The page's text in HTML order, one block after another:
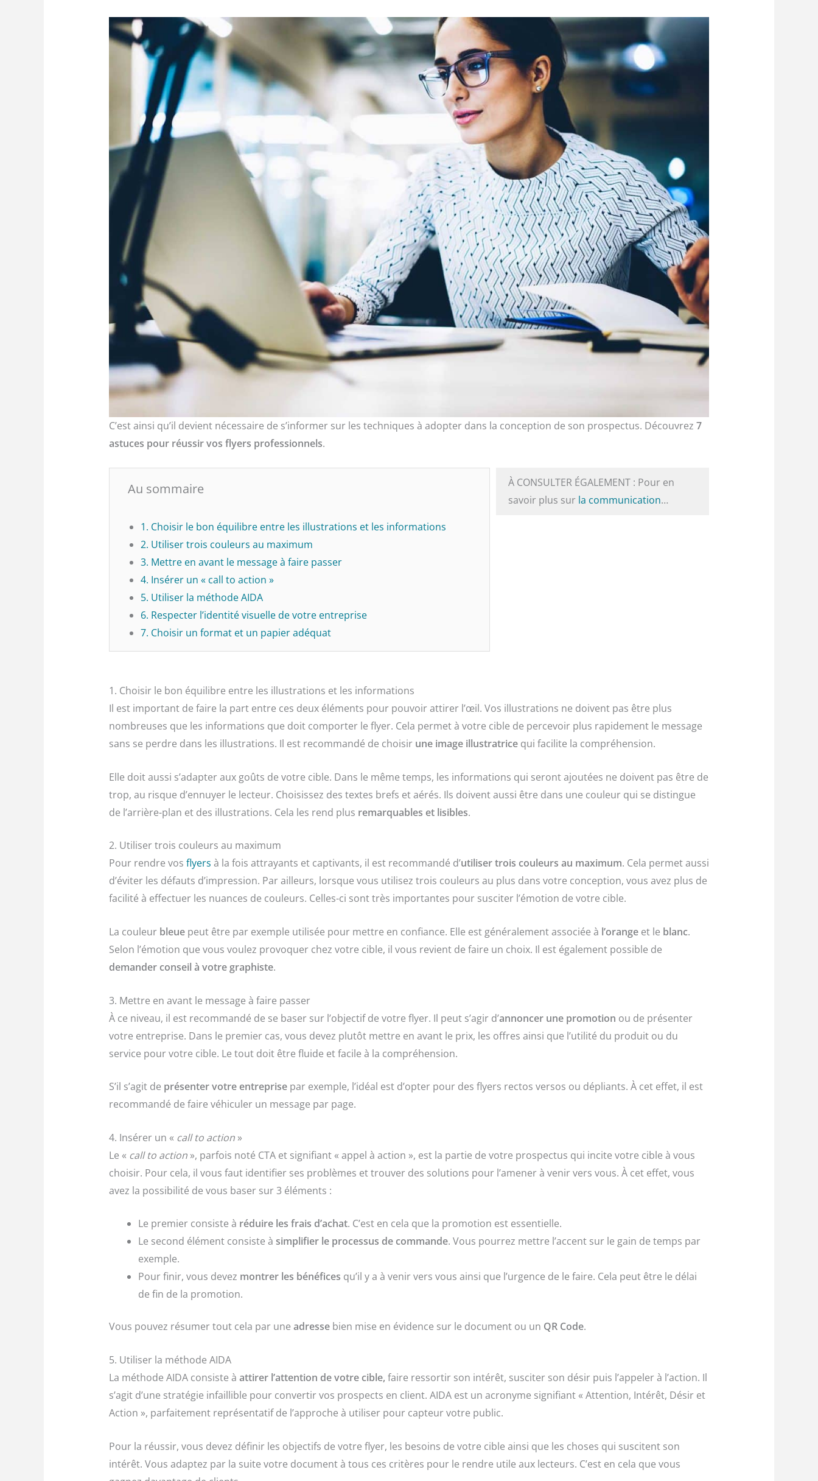
C’est ainsi qu’il devient nécessaire de s’informer sur les techniques à adopter dans la conception de son prospectus. Découvrez 7
astuces pour réussir vos flyers professionnels.
À CONSULTER ÉGALEMENT : Pour en
savoir plus sur la communication…
Au sommaire
1. Choisir le bon équilibre entre les illustrations et les informations
2. Utiliser trois couleurs au maximum
3. Mettre en avant le message à faire passer
4. Insérer un « call to action »
5. Utiliser la méthode AIDA
6. Respecter l’identité visuelle de votre entreprise
7. Choisir un format et un papier adéquat
1. Choisir le bon équilibre entre les illustrations et les informations
Il est important de faire la part entre ces deux éléments pour pouvoir attirer l’œil. Vos illustrations ne doivent pas être plus
nombreuses que les informations que doit comporter le flyer. Cela permet à votre cible de percevoir plus rapidement le message
sans se perdre dans les illustrations. Il est recommandé de choisir une image illustratrice qui facilite la compréhension.
Elle doit aussi s’adapter aux goûts de votre cible. Dans le même temps, les informations qui seront ajoutées ne doivent pas être de
trop, au risque d’ennuyer le lecteur. Choisissez des textes brefs et aérés. Ils doivent aussi être dans une couleur qui se distingue
de l’arrière-plan et des illustrations. Cela les rend plus remarquables et lisibles.
2. Utiliser trois couleurs au maximum
Pour rendre vos flyers à la fois attrayants et captivants, il est recommandé d’utiliser trois couleurs au maximum. Cela permet aussi
d’éviter les défauts d’impression. Par ailleurs, lorsque vous utilisez trois couleurs au plus dans votre conception, vous avez plus de
facilité à effectuer les nuances de couleurs. Celles-ci sont très importantes pour susciter l’émotion de votre cible.
La couleur bleue peut être par exemple utilisée pour mettre en confiance. Elle est généralement associée à l’orange et le blanc.
Selon l’émotion que vous voulez provoquer chez votre cible, il vous revient de faire un choix. Il est également possible de
demander conseil à votre graphiste.
3. Mettre en avant le message à faire passer
À ce niveau, il est recommandé de se baser sur l’objectif de votre flyer. Il peut s’agir d’annoncer une promotion ou de présenter
votre entreprise. Dans le premier cas, vous devez plutôt mettre en avant le prix, les offres ainsi que l’utilité du produit ou du
service pour votre cible. Le tout doit être fluide et facile à la compréhension.
S’il s’agit de présenter votre entreprisepar exemple, l’idéal est d’opter pour des flyers rectos versos ou dépliants. À cet effet, il est
recommandé de faire véhiculer un message par page.
4. Insérer un « call to action»
Le « call to action», parfois noté CTA et signifiant « appel à action », est la partie de votre prospectus qui incite votre cible à vous
choisir. Pour cela, il vous faut identifier ses problèmes et trouver des solutions pour l’amener à venir vers vous. À cet effet, vous
avez la possibilité de vous baser sur 3 éléments :
Le premier consiste à réduire les frais d’achat. C’est en cela que la promotion est essentielle.
Le second élément consiste à simplifier le processus de commande. Vous pourrez mettre l’accent sur le gain de temps par
exemple.
Pour finir, vous devez montrer les bénéfices qu’il y a à venir vers vous ainsi que l’urgence de le faire. Cela peut être le délai
de fin de la promotion.
Vous pouvez résumer tout cela par une adresse bien mise en évidence sur le document ou un QR Code.
5. Utiliser la méthode AIDA
La méthode AIDA consiste à attirer l’attention de votre cible, faire ressortir son intérêt, susciter son désir puis l’appeler à l’action. Il
s’agit d’une stratégie infaillible pour convertir vos prospects en client. AIDA est un acronyme signifiant « Attention, Intérêt, Désir et
Action », parfaitement représentatif de l’approche à utiliser pour capteur votre public.
Pour la réussir, vous devez définir les objectifs de votre flyer, les besoins de votre cible ainsi que les choses qui suscitent son
intérêt. Vous adaptez par la suite votre document à tous ces critères pour le rendre utile aux lecteurs. C’est en cela que vous